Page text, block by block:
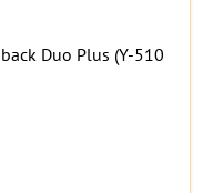
Duo Plus (Y-510